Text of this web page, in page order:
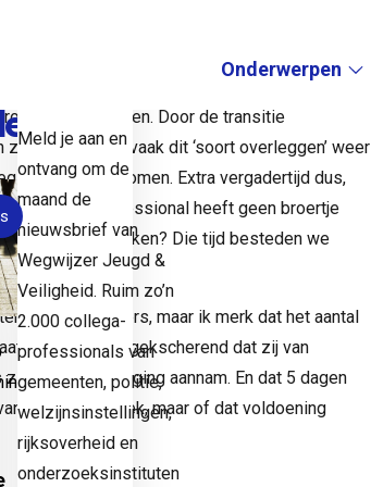
Submenu:
Onderwerpen
afspraken waarop je kan doorpakken.
meer overleggen bijgekomen in plaats van
overleggen. Door de transitie
Daarom zijn vaak dit ‘soort overleggen’ weer
laag bij is gekomen. Extra vergadertijd dus,
Welke professional heeft geen broertje
vervolgafspraken? Die tijd besteden we
te helpen.
overlegtijgers, maar ik merk dat het aantal
zei iemand gekscherend dat zij van
iedere uitnodiging aannam. En dat 5 dagen
de dag of week, maar of dat voldoening
Meld je aan en
ontvang om de
maand de
nieuwsbrief van
Wegwijzer Jeugd &
Veiligheid. Ruim zo’n
2.000 collega-
professionals van
gemeenten, politie,
welzijnsinstellingen,
rijksoverheid en
onderzoeksinstituten